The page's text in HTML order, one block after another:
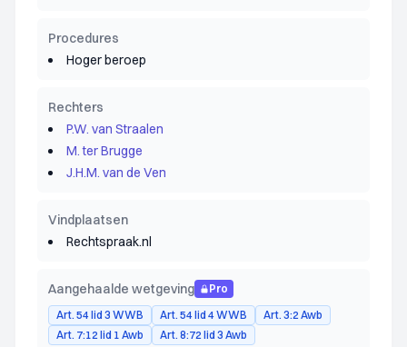
Procedures
Hoger beroep
Rechters
P.W. van Straalen
M. ter Brugge
J.H.M. van de Ven
Vindplaatsen
Rechtspraak.nl
Aangehaalde wetgeving
Pro
Art. 54 lid 3 WWB
Art. 54 lid 4 WWB
Art. 3:2 Awb
Art. 7:12 lid 1 Awb
Art. 8:72 lid 3 Awb